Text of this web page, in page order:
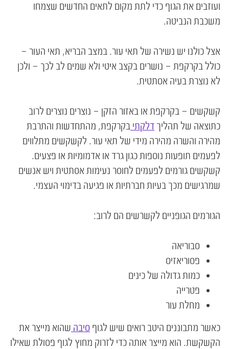
ועוזבים את הגוף כדי לתת מקום לתאים החדשים שצמחו
משכבת הנביטה.
אצל כולנו יש נשירה של תאי עור. במצב הבריא, תאי העור –
כולל בקרקפת – נושרים בקצב איטי ולא שמים לב לכך – ולכן
לא נוצרת בעיה אסתטית.
קשקשים – בקרקפת או באזור הזקן – נוצרים נוצרים לרוב
כתוצאה של תהליך דלקתי בקרקפת, מהתחדשות והתרבת
מהירה והשרה מהירה מידי של תאי עור. לקשקשים מתלווים
לפעמים תופעות נוספות כגון גרד או אדמומיות או פצעים.
קשקשים גורמים לפעמים לחוסר נעימות אסתטית ויש אנשים
שמרגישים מכך בעיות חברתיות או פגיעה בדימוי העצמי.
הגורמים הגופניים לקשרשים הם לרוב:
סבוריאה
פסוריאזיס
כמות גדולה של כינים
פטרייה
מחלת עור
כאשר מתבוננים היטב רואים שיש לגוף סיבה שהוא מייצר את
הקשקשת. הוא מייצר אותה כדי לזרוק מחוץ לגוף פסולת שאילו